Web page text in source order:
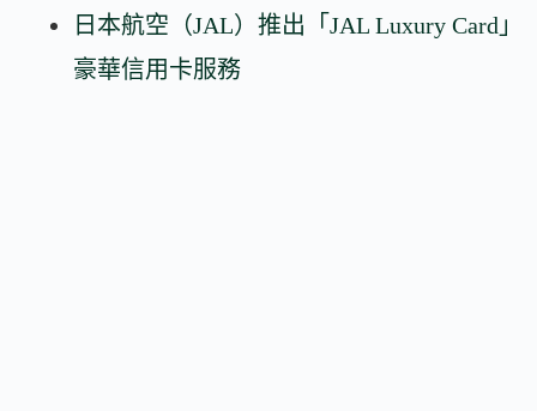
日本航空（JAL）推出「JAL Luxury Card」
豪華信用卡服務